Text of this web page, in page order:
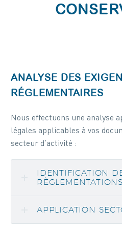
ANALYSE DES
RÉGLEMENTAIRES
Nous effectuons une analyse
légales applicables à vos
secteur d’activité :
IDENTIFICATION
RÈGLEMENTATIONS
APPLICATION